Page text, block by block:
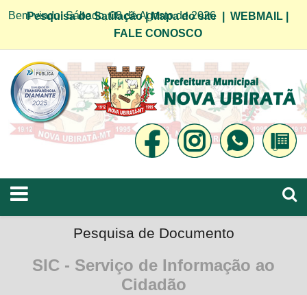
Bem vindo! Sábado, 08 de Agosto de 2026
Pesquisa de Satifação|Mapa do site WEBMAIL
FALE CONOSCO
Pesquisa de Documento
SIC - Serviço de Informação ao
Cidadão